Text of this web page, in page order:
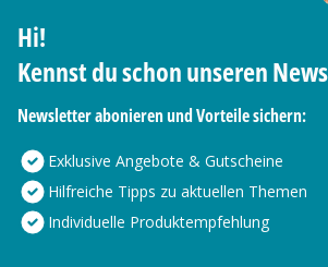
Hi!
Kennst du schon unseren
Newsletter abonieren und Vorteile sichern:
Exklusive Angebote & Gutscheine
Hilfreiche Tipps zu aktuellen Themen
Individuelle Produktempfehlung